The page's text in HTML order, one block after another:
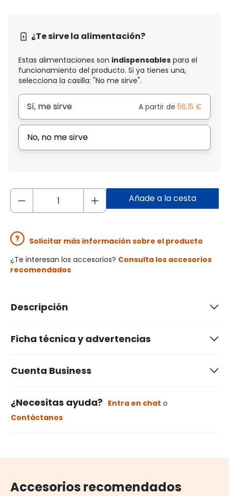
¿Te sirve la alimentación?
Estas alimentaciones son indispensables para el
funcionamiento del producto. Si ya tienes una,
selecciona la casilla: "No me sirve".
Sí, me sirve A partir de 56,15 €
No, no me sirve
Añade a la cesta
Solicitar más información sobre el producto
¿Te interesan los accesorios? Consulta los accesorios
recomendados
Descripción
Ficha técnica y advertencias
Cuenta Business
¿Necesitas ayuda? Entra en chat o
Contáctanos
Accesorios recomendados